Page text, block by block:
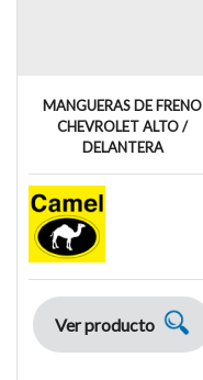
MANGUERAS DE FRENO
CHEVROLET ALTO /
DELANTERA
Ver producto